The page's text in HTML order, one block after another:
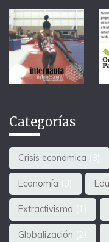
Categorías
Crisis económica (3)
Economía (3)
Extractivismo (1)
Globalización (2)